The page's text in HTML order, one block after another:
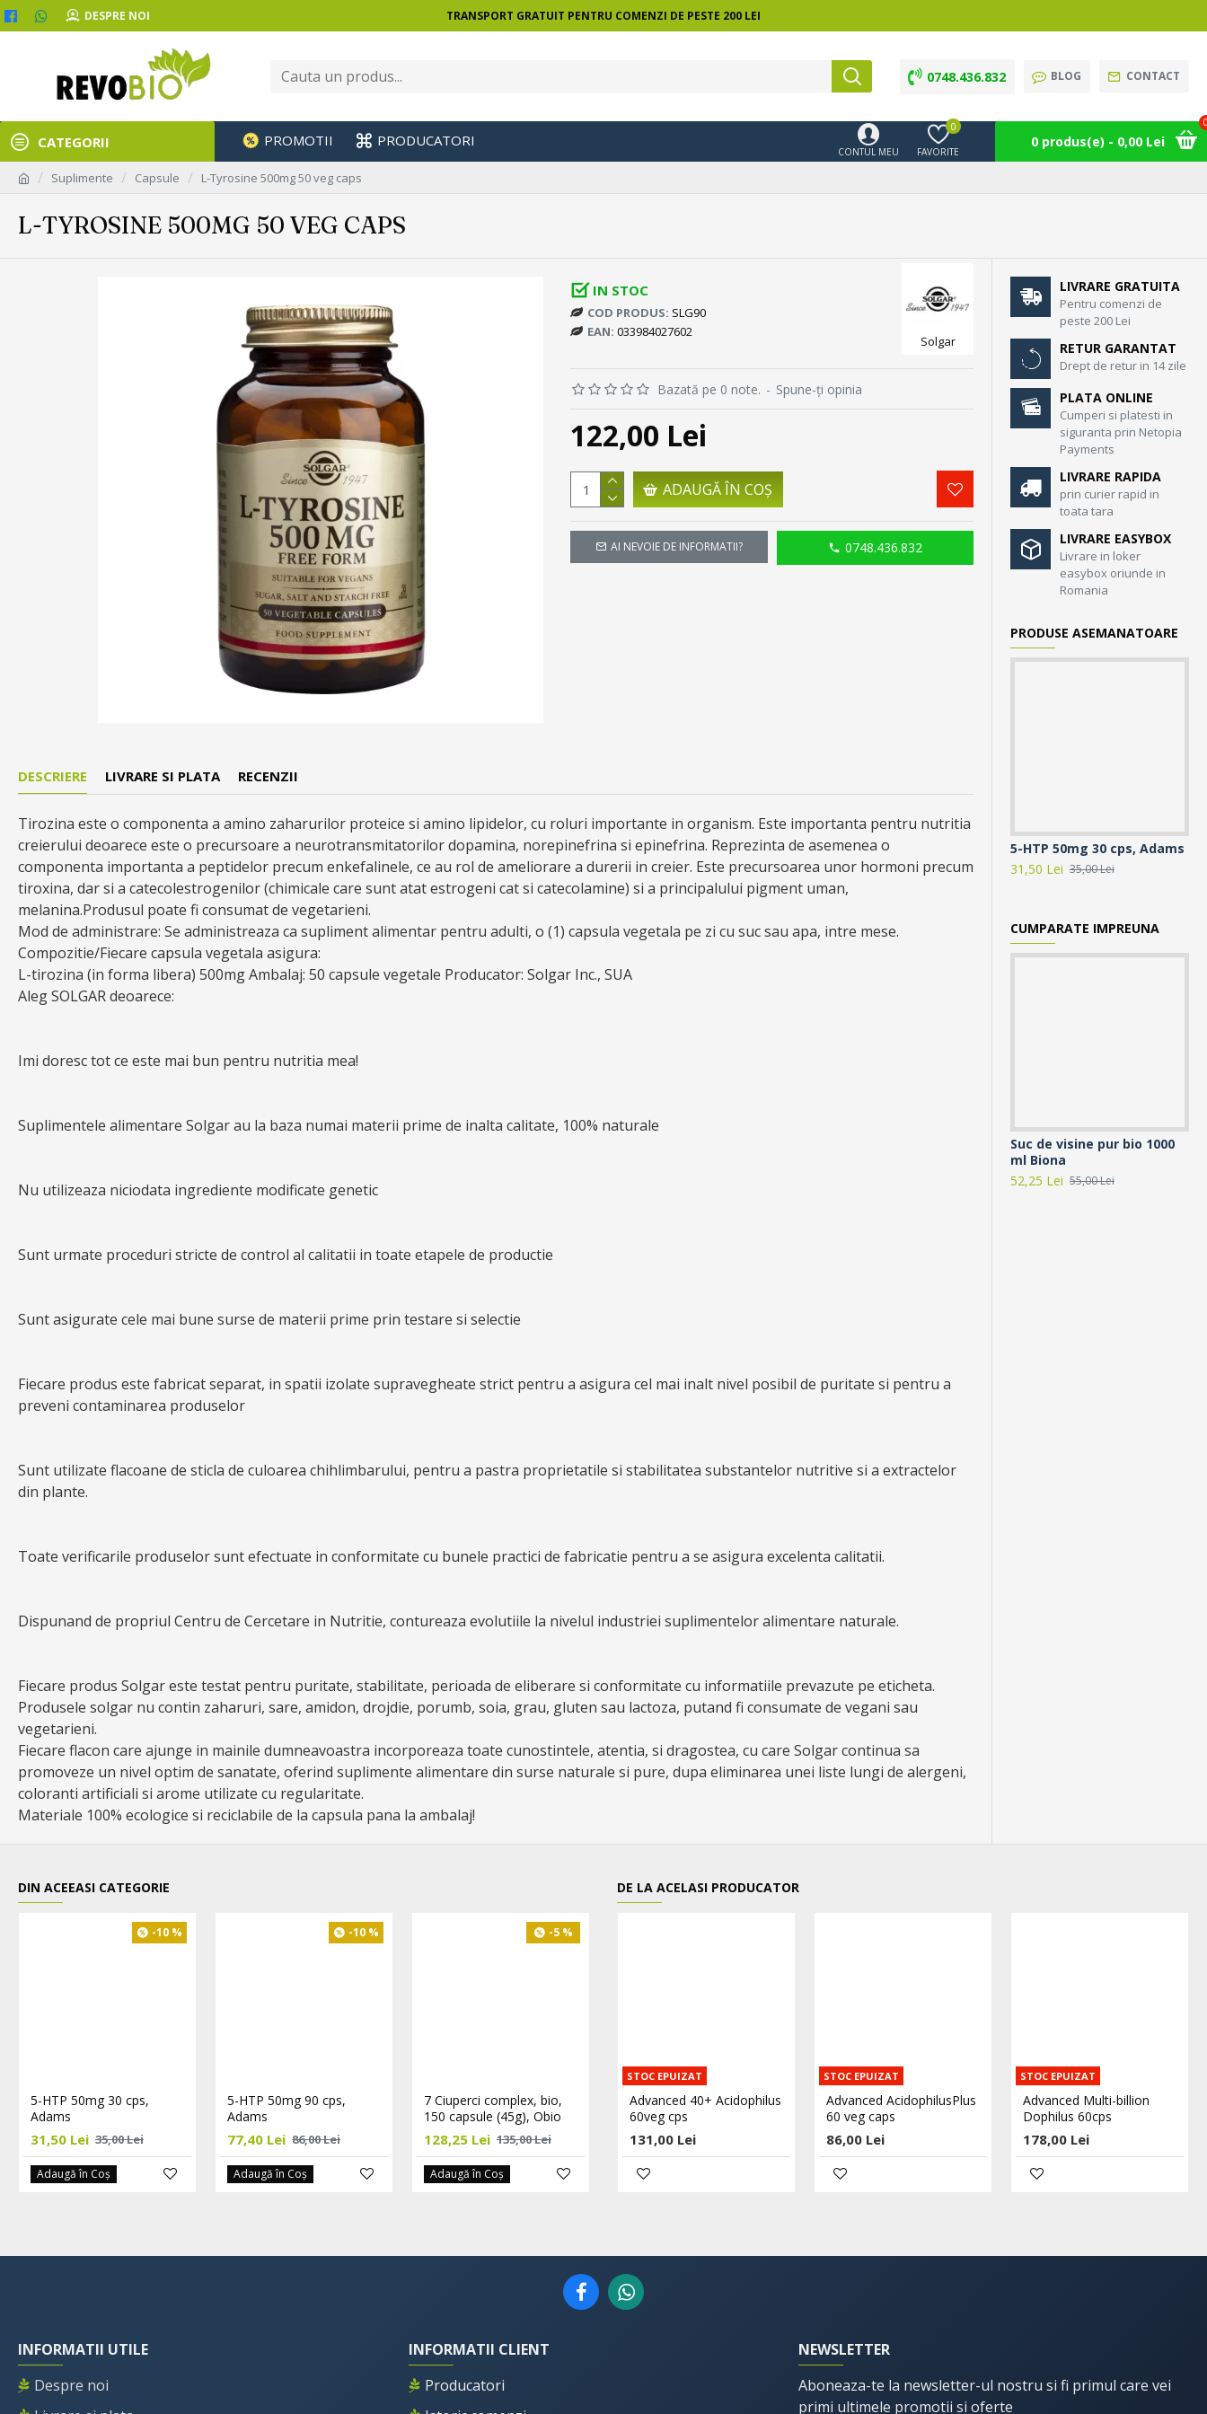
DESPRE NOI TRANSPORT GRATUIT PENTRU COMENZI DE PESTE 200 LEI
0748.436.832 BLOG CONTACT
CATEGORII PROMOTII PRODUCATORI
CONTUL MEU FAVORITE
0
0 produs(e) - 0,00 Lei
Suplimente Capsule L-Tyrosine 500mg 50 veg caps
L-TYROSINE 500MG 50 VEG CAPS
IN STOC
COD PRODUS: SLG90
EAN: 033984027602
Solgar
Bazată pe 0 note. - Spune-ţi opinia
122,00 Lei
ADAUGĂ ÎN COŞ
AI NEVOIE DE INFORMATII? 0748.436.832
DESCRIERE LIVRARE SI PLATA RECENZII
Tirozina este o componenta a amino zaharurilor proteice si amino lipidelor, cu roluri importante in organism. Este importanta pentru nutritia
creierului deoarece este o precursoare a neurotransmitatorilor dopamina, norepinefrina si epinefrina. Reprezinta de asemenea o
componenta importanta a peptidelor precum enkefalinele, ce au rol de ameliorare a durerii in creier. Este precursoarea unor hormoni precum
tiroxina, dar si a catecolestrogenilor (chimicale care sunt atat estrogeni cat si catecolamine) si a principalului pigment uman,
melanina.Produsul poate fi consumat de vegetarieni.
Mod de administrare: Se administreaza ca supliment alimentar pentru adulti, o (1) capsula vegetala pe zi cu suc sau apa, intre mese.
Compozitie/Fiecare capsula vegetala asigura:
L-tirozina (in forma libera) 500mg Ambalaj: 50 capsule vegetale Producator: Solgar Inc., SUA
Aleg SOLGAR deoarece:
Imi doresc tot ce este mai bun pentru nutritia mea!
Suplimentele alimentare Solgar au la baza numai materii prime de inalta calitate, 100% naturale
Nu utilizeaza niciodata ingrediente modificate genetic
Sunt urmate proceduri stricte de control al calitatii in toate etapele de productie
Sunt asigurate cele mai bune surse de materii prime prin testare si selectie
Fiecare produs este fabricat separat, in spatii izolate supravegheate strict pentru a asigura cel mai inalt nivel posibil de puritate si pentru a
preveni contaminarea produselor
Sunt utilizate flacoane de sticla de culoarea chihlimbarului, pentru a pastra proprietatile si stabilitatea substantelor nutritive si a extractelor
din plante.
Toate verificarile produselor sunt efectuate in conformitate cu bunele practici de fabricatie pentru a se asigura excelenta calitatii.
Dispunand de propriul Centru de Cercetare in Nutritie, contureaza evolutiile la nivelul industriei suplimentelor alimentare naturale.
Fiecare produs Solgar este testat pentru puritate, stabilitate, perioada de eliberare si conformitate cu informatiile prevazute pe eticheta.
Produsele solgar nu contin zaharuri, sare, amidon, drojdie, porumb, soia, grau, gluten sau lactoza, putand fi consumate de vegani sau
vegetarieni.
Fiecare flacon care ajunge in mainile dumneavoastra incorporeaza toate cunostintele, atentia, si dragostea, cu care Solgar continua sa
promoveze un nivel optim de sanatate, oferind suplimente alimentare din surse naturale si pure, dupa eliminarea unei liste lungi de alergeni,
coloranti artificiali si arome utilizate cu regularitate.
Materiale 100% ecologice si reciclabile de la capsula pana la ambalaj!
LIVRARE GRATUITA
Pentru comenzi de
peste 200 Lei
RETUR GARANTAT
Drept de retur in 14 zile
PLATA ONLINE
Cumperi si platesti in
siguranta prin Netopia
Payments
LIVRARE RAPIDA
prin curier rapid in
toata tara
LIVRARE EASYBOX
Livrare in loker
easybox oriunde in
Romania
PRODUSE ASEMANATOARE
5-HTP 50mg 30 cps, Adams
31,50 Lei 35,00 Lei
CUMPARATE IMPREUNA
Suc de visine pur bio 1000
ml Biona
52,25 Lei 55,00 Lei
DIN ACEEASI CATEGORIE
-10 %
5-HTP 50mg 30 cps,
Adams
31,50 Lei 35,00 Lei
Adaugă în Coş
-10 %
5-HTP 50mg 90 cps,
Adams
77,40 Lei 86,00 Lei
Adaugă în Coş
-5 %
7 Ciuperci complex, bio,
150 capsule (45g), Obio
128,25 Lei 135,00 Lei
Adaugă în Coş
Acid Folic 400mcg 120tab,
Adams
28,80 Lei 36,00 Lei
Adaugă în Coş
Acid Folic 400mcg 30tab,
Adams
17,10 Lei 19,00 Lei
Adaugă în Coş
DE LA ACELASI PRODUCATOR
STOC EPUIZAT
Advanced 40+ Acidophilus
60veg cps
131,00 Lei
STOC EPUIZAT
Advanced AcidophilusPlus
60 veg caps
86,00 Lei
STOC EPUIZAT
Advanced Multi-billion
Dophilus 60cps
178,00 Lei
INFORMATII UTILE
Despre noi
INFORMATII CLIENT
Producatori
NEWSLETTER
Aboneaza-te la newsletter-ul nostru si fi primul care vei
primi ultimele promotii si oferte